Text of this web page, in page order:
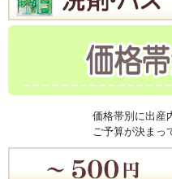
価格帯別に出産
ご予算が決まっ